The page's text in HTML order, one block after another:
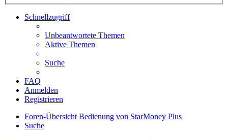
Schnellzugriff
Unbeantwortete Themen
Aktive Themen
Suche
FAQ
Anmelden
Registrieren
Foren-Übersicht Bedienung von StarMoney Plus
Suche